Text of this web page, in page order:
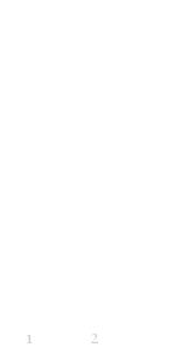
1 2